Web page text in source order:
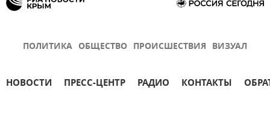
ПОЛИТИКА ОБЩЕСТВО ПРОИСШЕСТВИЯ ВИЗУАЛ
НОВОСТИ ПРЕСС-ЦЕНТР РАДИО КОНТАКТЫ